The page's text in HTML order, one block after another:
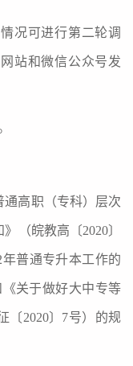
况可进行第二轮调
站和微信公众号发
高职（专科）层次
》（皖教高〔2020〕
年普通专升本工作的
关于做好大中专等
〔 2020〕 7号）的规